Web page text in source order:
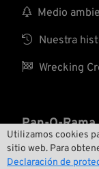
Utilizamos cookies
sitio web. Para
Declaración de
 Medio
 Nuestra
 Wrecking
Pan-O-Rama
